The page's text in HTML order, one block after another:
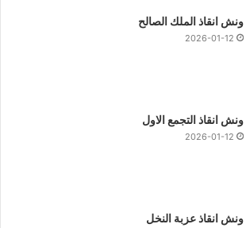
ونش انقاذ الملك الصالح
2026-01-12
ونش انقاذ التجمع الاول
2026-01-12
ونش انقاذ عزبة النخل